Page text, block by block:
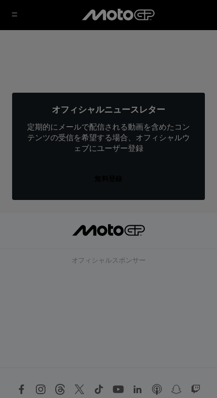
オフィシャルニュースレター
定期的にメールで配信される動画を含めたコン
テンツの受信を希望する場合、オフィシャルウ
ェブにユーザー登録
オフィシャルスポンサー